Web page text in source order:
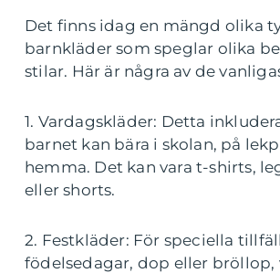
Det finns idag en mängd olika
barnkläder som speglar olika
stilar. Här är några av de
1. Vardagskläder: Detta
barnet kan bära i skolan, på
hemma. Det kan vara t-shirts,
eller shorts.
2. Festkläder: För speciella
födelsedagar, dop eller bröllop,